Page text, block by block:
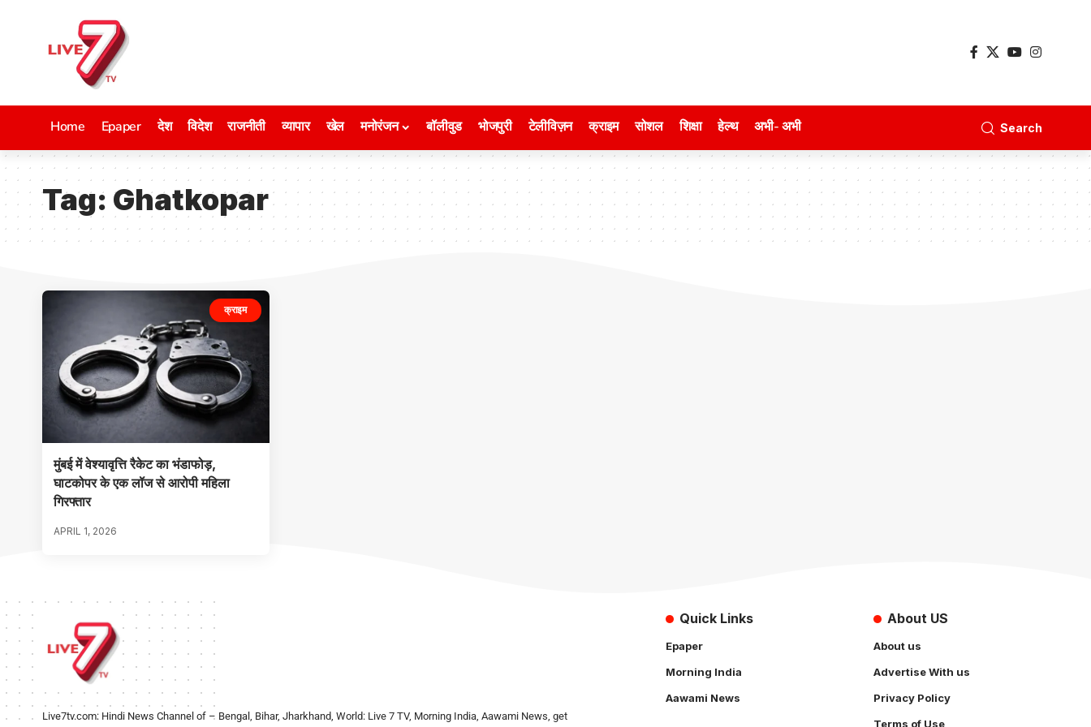
Home Epaper देश विदेश राजनीती व्यापार खेल मनोरंजन बॉलीवुड भोजपुरी टेलीविज़न क्राइम सोशल शिक्षा हेल्थ अभी- अभी Search
Tag: Ghatkopar
क्राइम
मुंबई में वेश्यावृत्ति रैकेट का भंडाफोड़,
घाटकोपर के एक लॉज से आरोपी महिला
गिरफ्तार
APRIL 1, 2026
Live7tv.com: Hindi News Channel of – Bengal, Bihar, Jharkhand, World: Live 7 TV, Morning India, Aawami News, get
Quick Links
Epaper
Morning India
Aawami News
About US
About us
Advertise With us
Privacy Policy
Terms of Use